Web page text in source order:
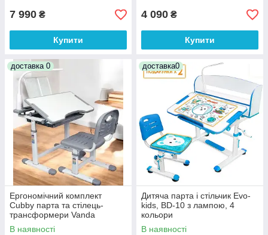
7 990 ₴
Купити
4 090 ₴
Купити
доставка 0
Ергономічний комплект
Cubby парта та стілець-
трансформери Vanda
(+лампа та підставка)
В наявності
доставка0
Дитяча парта і стільчик Evo-
kids, BD-10 з лампою, 4
кольори
В наявності